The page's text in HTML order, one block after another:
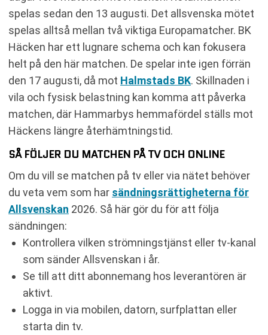
spelas sedan den 13 augusti. Det allsvenska mötet
spelas alltså mellan två viktiga Europamatcher. BK
Häcken har ett lugnare schema och kan fokusera
helt på den här matchen. De spelar inte igen förrän
den 17 augusti, då mot Halmstads BK. Skillnaden i
vila och fysisk belastning kan komma att påverka
matchen, där Hammarbys hemmafördel ställs mot
Häckens längre återhämtningstid.
SÅ FÖLJER DU MATCHEN PÅ TV OCH ONLINE
Om du vill se matchen på tv eller via nätet behöver
du veta vem som har sändningsrättigheterna för
Allsvenskan 2026. Så här gör du för att följa
sändningen:
Kontrollera vilken strömningstjänst eller tv-kanal
som sänder Allsvenskan i år.
Se till att ditt abonnemang hos leverantören är
aktivt.
Logga in via mobilen, datorn, surfplattan eller
starta din tv.